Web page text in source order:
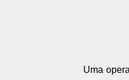
Uma